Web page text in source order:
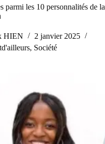
parmi les 10 personnalités de la
HIEN
2 janvier 2025
, Société